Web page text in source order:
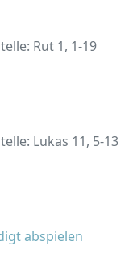
Rut 1, 1-19
Lukas 11, 5-13
abspielen